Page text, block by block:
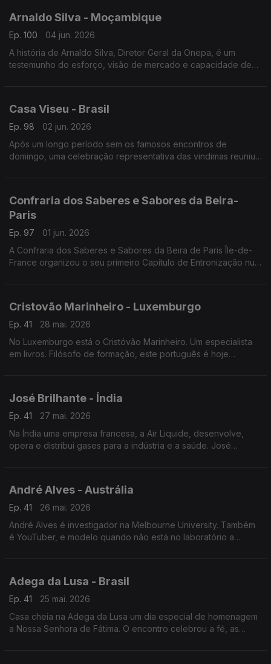
Arnaldo Silva - Moçambique
Ep. 100
04 jun. 2026
A história de Arnaldo Silva, Diretor Geral da Onepa, é um
testemunho do esforço, visão de mercado e capacidade de
Casa Viseu - Brasil
Ep. 98
02 jun. 2026
Após um longo período sem os famosos encontros de
domingo, uma celebração representativa das vindimas reuniu
Confraria dos Saberes e Sabores da Beira-
Paris
Ep. 97
01 jun. 2026
A Confraria dos Saberes e Sabores da Beira de Paris Île-de-
France organizou o seu primeiro Capítulo de Entronização num
Cristovão Marinheiro - Luxemburgo
Ep. 41
28 mai. 2026
No Luxemburgo está o Cristóvão Marinheiro. Um especialista
em livros. Filósofo de formação, este português é hoje
José Brilhante - Índia
Ep. 41
27 mai. 2026
Na Índia uma empresa francesa, a Air Liquide, desenvolve,
opera e distribui gases para a indústria e a saúde. José
André Alves - Austrália
Ep. 41
26 mai. 2026
André Alves é investigador na Melbourne University. Também
é YouTuber, e modelo quando não está no laboratório a
Adega da Lusa - Brasil
Ep. 41
25 mai. 2026
Casa cheia na Adega da Lusa um dia especial de homenagem
a Nossa Senhora de Fátima. O encontro celebrou a fé, as